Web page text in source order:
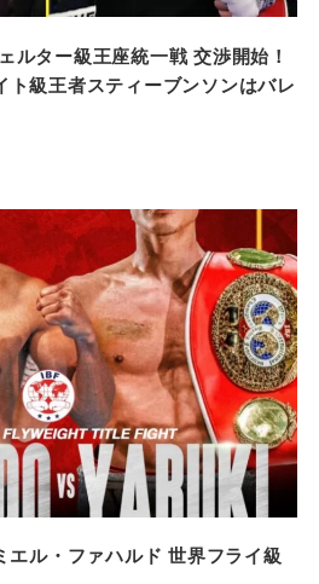
ルター級王座統一戦 交渉開始！
級王者スティーブンソンはバレ
ル・ファハルド 世界フライ級